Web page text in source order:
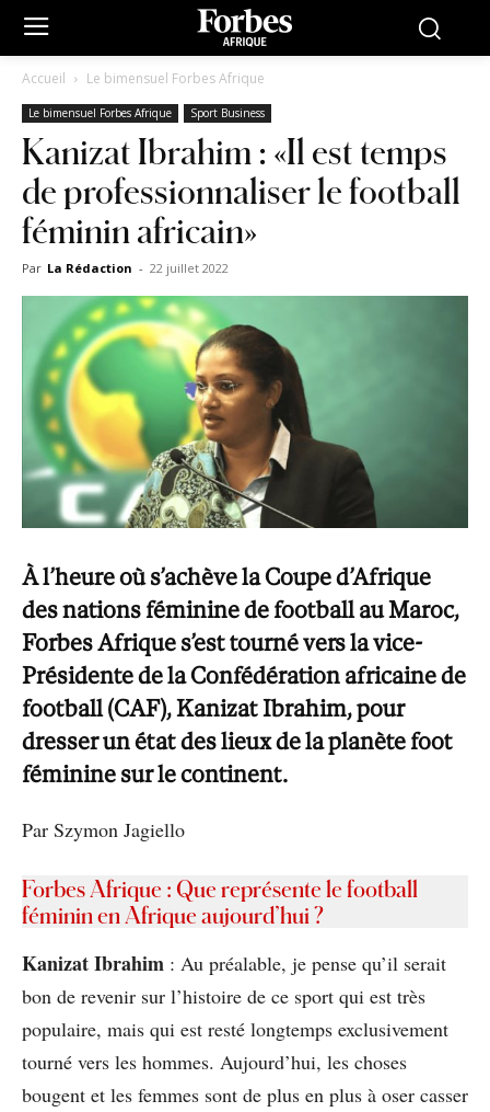
Accueil Le bimensuel Forbes Afrique
Le bimensuel Forbes Afrique Sport Business
Kanizat Ibrahim : «Il est temps
de professionnaliser le football
féminin africain»
Par La Rédaction - 22 juillet 2022
À l’heure où s’achève la Coupe d’Afrique
des nations féminine de football au Maroc,
Forbes Afrique s’est tourné vers la vice-
Présidente de la Confédération africaine de
football (CAF), Kanizat Ibrahim, pour
dresser un état des lieux de la planète foot
féminine sur le continent.
Par Szymon Jagiello
Forbes Afrique : Que représente le football
féminin en Afrique aujourd’hui ?
Kanizat Ibrahim : Au préalable, je pense qu’il serait
bon de revenir sur l’histoire de ce sport qui est très
populaire, mais qui est resté longtemps exclusivement
tourné vers les hommes. Aujourd’hui, les choses
bougent et les femmes sont de plus en plus à oser casser